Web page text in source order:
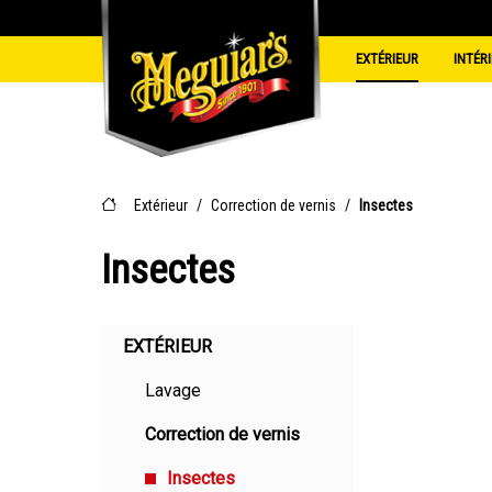
EXTÉRIEUR
Essuies de
Extérieur / Correction de vernis / Insectes
Insectes
EXTÉRIEUR
Lavage
Correction de vernis
Insectes